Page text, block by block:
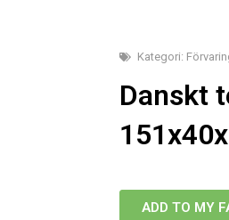
Kategori:
Danskt
ADD TO MY